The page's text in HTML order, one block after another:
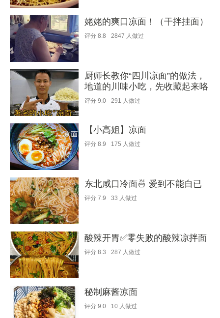
姥姥的爽口凉面！（干拌挂面）
评分 8.8 2847 人做过
厨师长教你“四川凉面”的做法，
地道的川味小吃，先收藏起来咯
评分 9.0 291 人做过
【小高姐】凉面
评分 8.9 175 人做过
东北咸口冷面🍜 爱到不能自已
评分 7.9 33 人做过
酸辣开胃✅零失败的酸辣凉拌面
评分 8.3 287 人做过
秘制麻酱凉面
评分 9.0 10 人做过